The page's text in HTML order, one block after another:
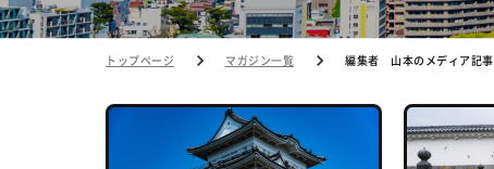
トップページ マガジン一覧 編集者 山本のメディア記事